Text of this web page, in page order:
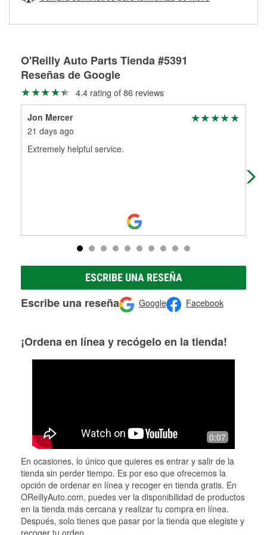
partes de reemplazo correctas para tu reparación.
O'Reilly Auto Parts Tienda #5391
Reseñas de Google
4.4 rating of 86 reviews
Jon Mercer
21 days ago
Extremely helpful service.
me
ESCRIBE UNA RESEÑA
Escribe una reseña Google Facebook
¡Ordena en línea y recógelo en la tienda!
0:07
En ocasiones, lo único que quieres es entrar y salir de la
tienda sin perder tiempo. Es por eso que ofrecemos la
opción de ordenar en línea y recoger en tienda gratis. En
OReillyAuto.com, puedes ver la disponibilidad de productos
en la tienda más cercana y realizar tu compra en línea.
Después, solo tienes que pasar por la tienda que elegiste y
recoger tu orden.